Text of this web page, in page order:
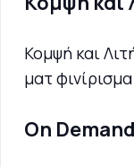
Κομψή και
ματ
On